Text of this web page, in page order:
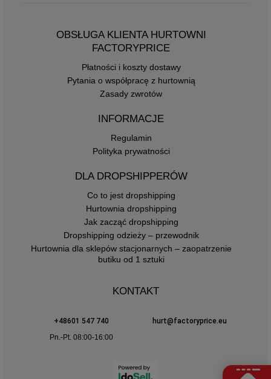
OBSŁUGA KLIENTA HURTOWNI
FACTORYPRICE
Płatności i koszty dostawy
Pytania o współpracę z hurtownią
Zasady zwrotów
INFORMACJE
Regulamin
Polityka prywatności
DLA DROPSHIPPERÓW
Co to jest dropshipping
Hurtownia dropshipping
Jak zacząć dropshipping
Dropshipping odzieży – przewodnik
Hurtownia dla sklepów stacjonarnych – zaopatrzenie
butiku od 1 sztuki
KONTAKT
+48601 547 740
hurt@factoryprice.eu
Pn.-Pt. 08:00-16:00